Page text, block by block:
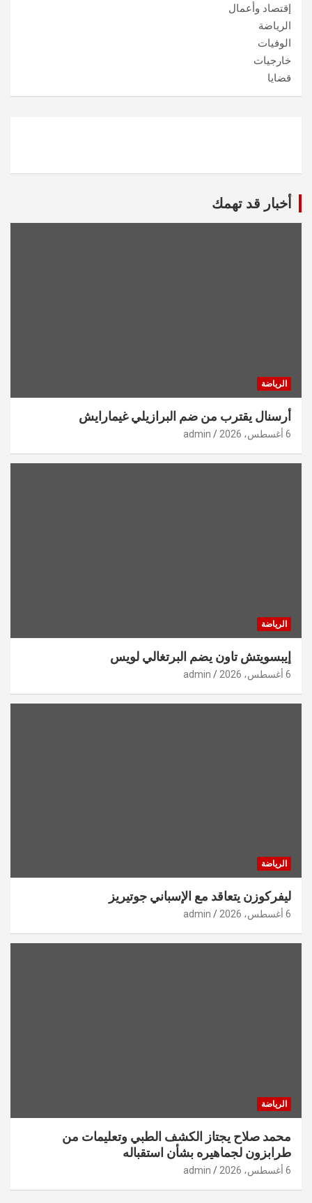
إقتصاد وأعمال
الرياضة
الوفيات
خارجيات
قضايا
أخبار قد تهمك
الرياضة
أرسنال يقترب من ضم البرازيلي غيمارايش
6 أغسطس، 2026 admin
الرياضة
إيبسويتش تاون يضم البرتغالي لويس
6 أغسطس، 2026 admin
الرياضة
ليفركوزن يتعاقد مع الإسباني جوتيريز
6 أغسطس، 2026 admin
الرياضة
محمد صلاح يجتاز الكشف الطبي وتعليمات من
طرابزون لجماهيره بشأن استقباله
6 أغسطس، 2026 admin